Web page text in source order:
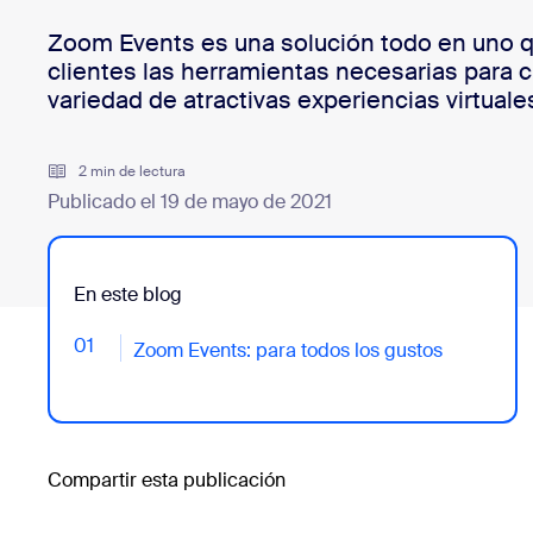
Aplicaciones e integraciones
Instalar en el escritorio
Centro de descargas+1.888.799.9666
Zoom Events es una solución todo en uno
clientes las herramientas necesarias para
variedad de atractivas experiencias
2 min de lectura
Publicado el 19 de mayo de 2021
En este blog
01 Zoom Events: para todos los gustos
- Jumplink to Zoom Events: para todos los gustos
Compartir esta publicación